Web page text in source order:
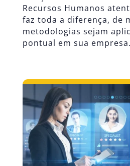
Recursos Humanos
faz toda a diferença, de
metodologias sejam
pontual em sua empresa.